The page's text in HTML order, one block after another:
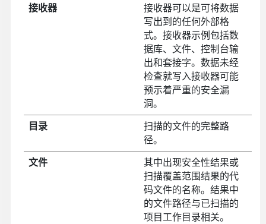
接收器
接收器可以是可将数据
写出到的任何外部格
式。接收器示例包括数
据库、文件、控制台输
出和套接字。数据未经
检查就写入接收器可能
预示着严重的安全漏
洞。
目录
扫描的文件的完整路
径。
文件
其中出现安全性结果或
扫描覆盖范围结果的代
码文件的名称。结果中
的文件路径与已扫描的
项目工作目录相关。